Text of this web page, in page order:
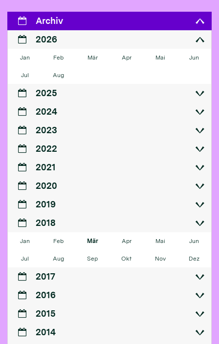
Archiv
2026
Jan Feb Mär Apr Mai Jun
Jul Aug
2025
2024
2023
2022
2021
2020
2019
2018
Jan Feb Mär Apr Mai Jun
Jul Aug Sep Okt Nov Dez
2017
2016
2015
2014